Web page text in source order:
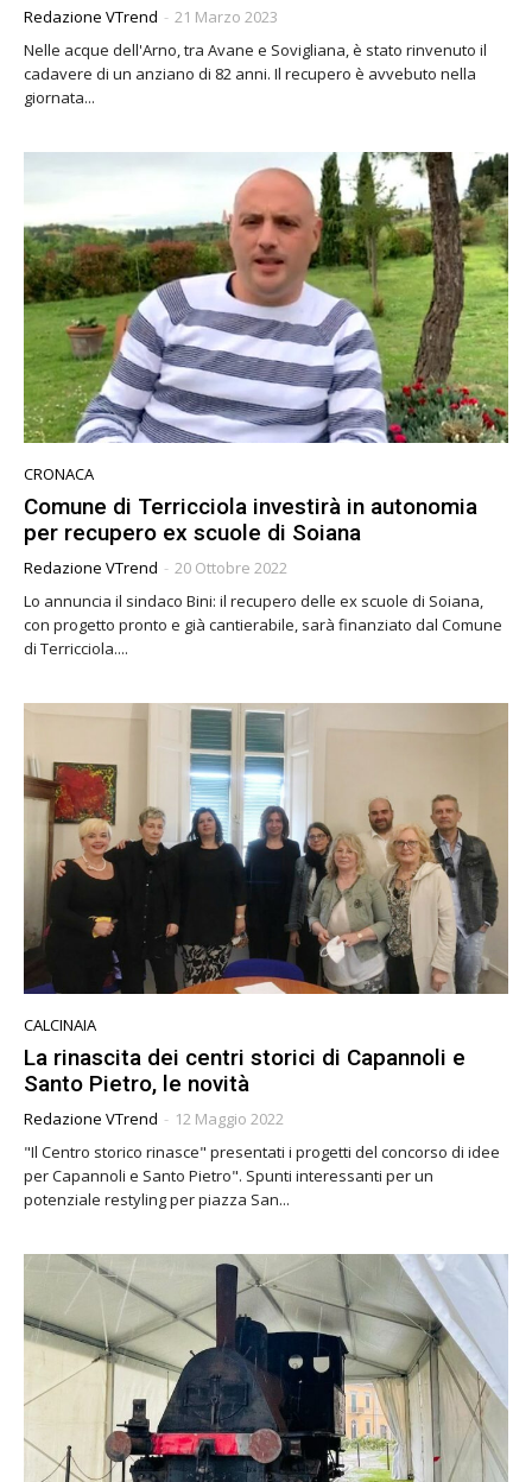
Redazione VTrend - 21 Marzo 2023
Nelle acque dell'Arno, tra Avane e Sovigliana, è stato rinvenuto il
cadavere di un anziano di 82 anni. Il recupero è avvebuto nella
giornata...
CRONACA
Comune di Terricciola investirà in autonomia
per recupero ex scuole di Soiana
Redazione VTrend - 20 Ottobre 2022
Lo annuncia il sindaco Bini: il recupero delle ex scuole di Soiana,
con progetto pronto e già cantierabile, sarà finanziato dal Comune
di Terricciola....
CALCINAIA
La rinascita dei centri storici di Capannoli e
Santo Pietro, le novità
Redazione VTrend - 12 Maggio 2022
"Il Centro storico rinasce" presentati i progetti del concorso di idee
per Capannoli e Santo Pietro". Spunti interessanti per un
potenziale restyling per piazza San...